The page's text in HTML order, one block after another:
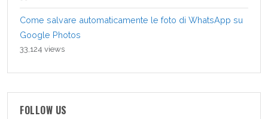
Come salvare automaticamente le foto di WhatsApp su
Google Photos
33,124 views
FOLLOW US